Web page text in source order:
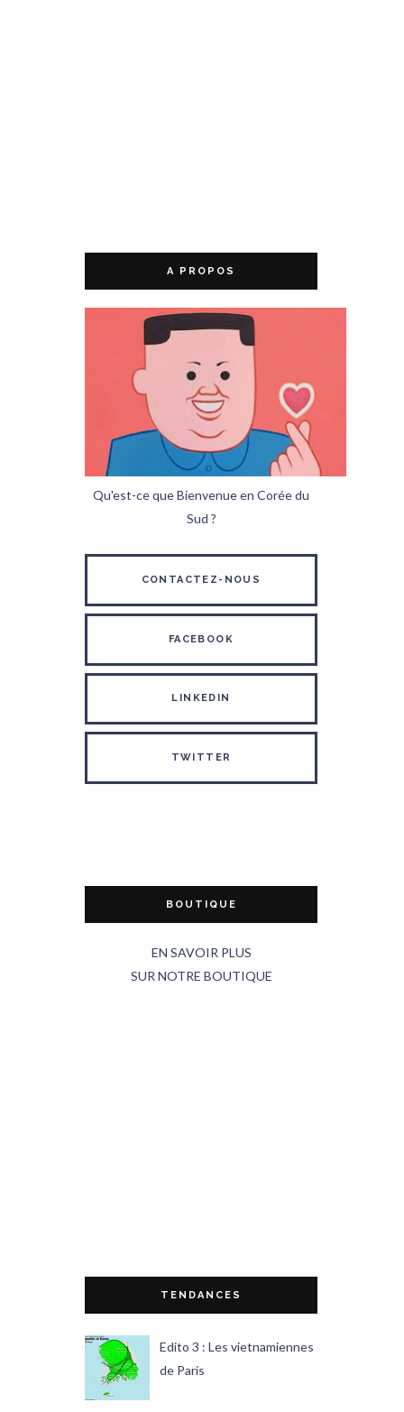
A PROPOS
Qu'est-ce que Bienvenue en Corée du
Sud ?
CONTACTEZ-NOUS
FACEBOOK
LINKEDIN
TWITTER
BOUTIQUE
EN SAVOIR PLUS
SUR NOTRE BOUTIQUE
TENDANCES
Edito 3 : Les vietnamiennes
de Paris